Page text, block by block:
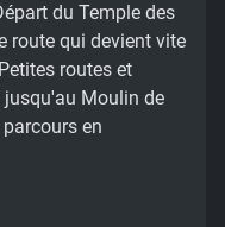
du Temple des
route qui devient vite
routes et
Moulin de
en